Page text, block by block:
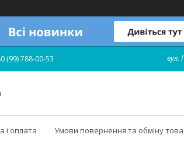
(99) 788-00-53 вул.
і оплата Умови повернення та обміну